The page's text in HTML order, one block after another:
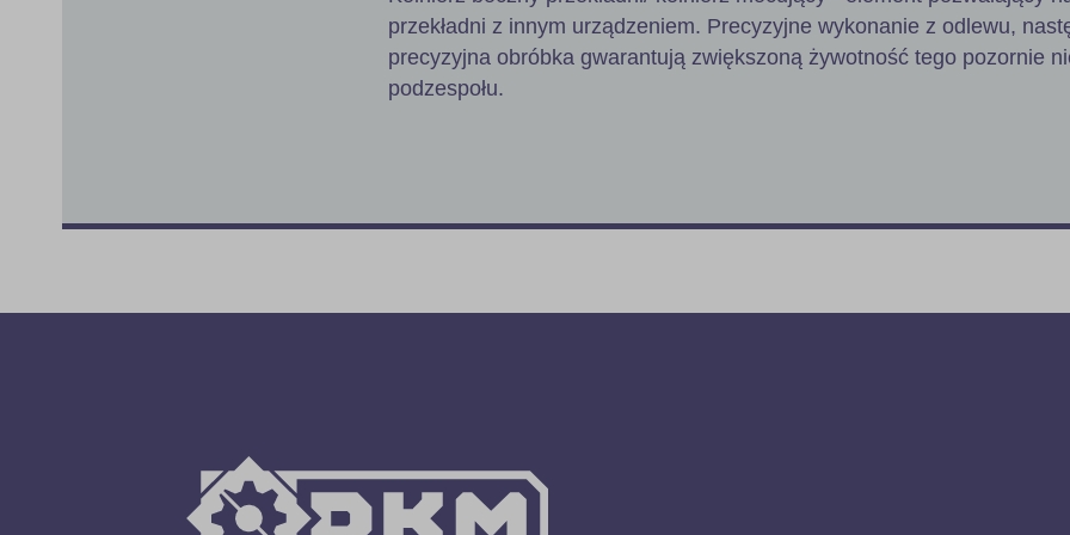
przekładni z innym urządzeniem. Precyzyjne wykonanie z odlewu,
precyzyjna obróbka gwarantują zwiększoną żywotność tego pozornie
podzespołu.